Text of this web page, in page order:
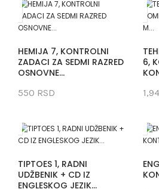
HEMIJA 7, KONTROLNI
ZADACI ZA SEDMI RAZRED
OSNOVNE...
550 RSD
6,
TIPTOES 1, RADNI
UDŽBENIK + CD IZ
ENGLESKOG JEZIK...